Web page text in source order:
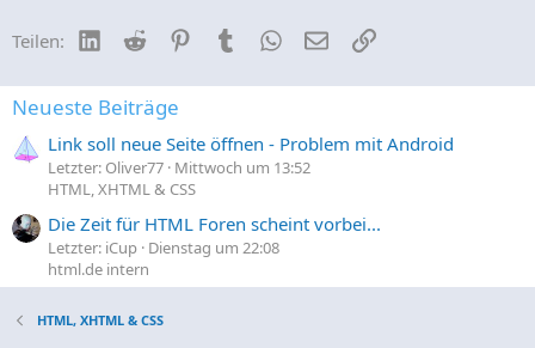
Teilen: LinkedIn
Reddit PinterestTumblrWhatsApp
E-MailLink
Neueste Beiträge
Link soll neue Seite öffnen - Problem mit Android
Letzter: Oliver77 Mittwoch um 13:52
HTML, XHTML & CSS
Die Zeit für HTML Foren scheint vorbei...
Letzter: iCup Dienstag um 22:08
html.de intern
HTML, XHTML & CSS